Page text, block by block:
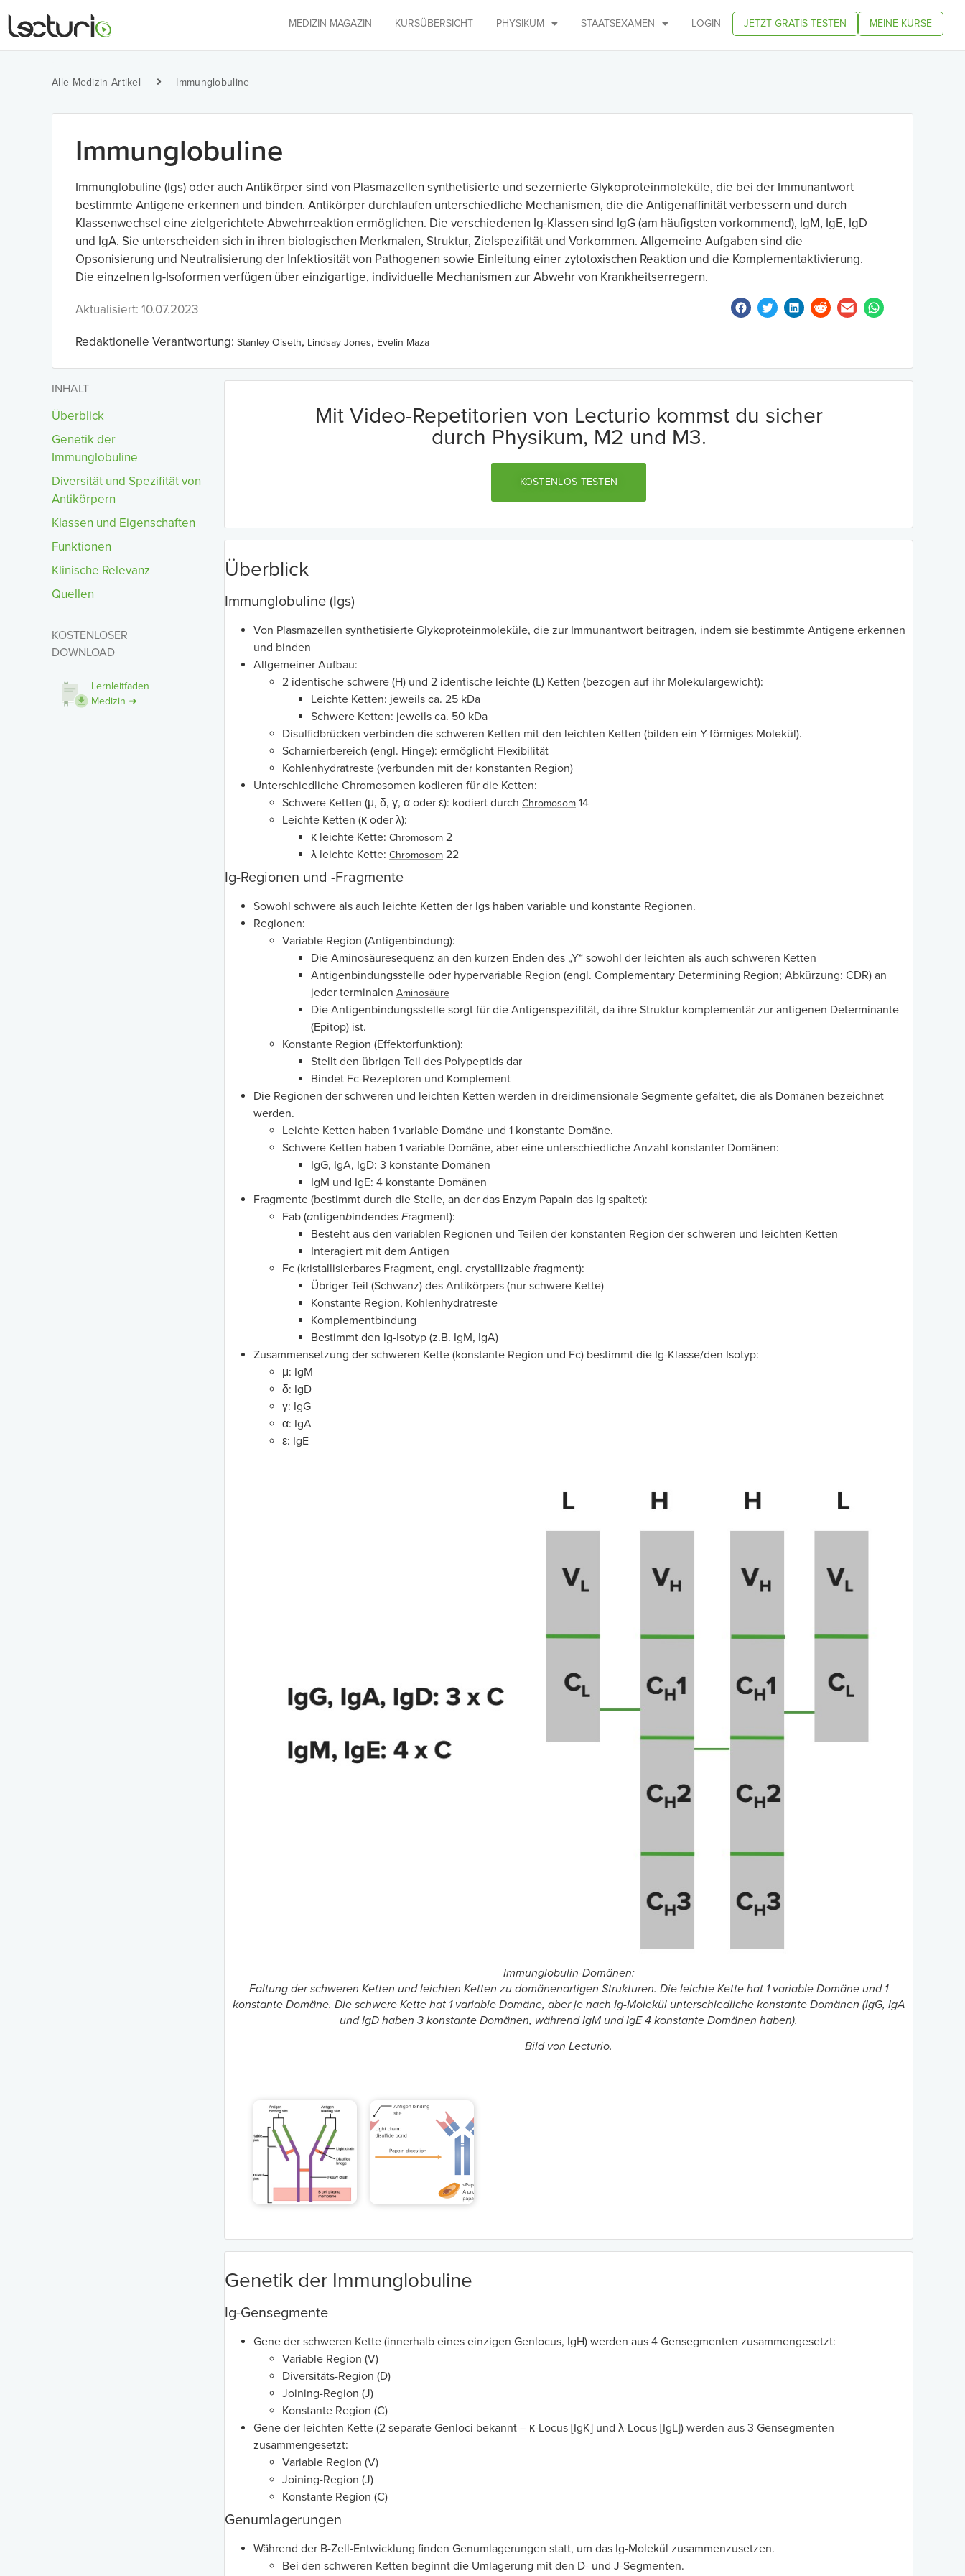
MEDIZIN MAGAZIN KURSÜBERSICHT PHYSIKUM STAATSEXAMEN LOGIN JETZT GRATIS TESTEN MEINE KURSE
Alle Medizin Artikel Immunglobuline
Immunglobuline
Immunglobuline (Igs) oder auch Antikörper sind von Plasmazellen synthetisierte und sezernierte Glykoproteinmoleküle, die bei der Immunantwort
bestimmte Antigene erkennen und binden. Antikörper durchlaufen unterschiedliche Mechanismen, die die Antigenaffinität verbessern und durch
Klassenwechsel eine zielgerichtete Abwehrreaktion ermöglichen. Die verschiedenen Ig-Klassen sind IgG (am häufigsten vorkommend), IgM, IgE, IgD
und IgA. Sie unterscheiden sich in ihren biologischen Merkmalen, Struktur, Zielspezifität und Vorkommen. Allgemeine Aufgaben sind die
Opsonisierung und Neutralisierung der Infektiosität von Pathogenen sowie Einleitung einer zytotoxischen Reaktion und die Komplementaktivierung.
Die einzelnen Ig-Isoformen verfügen über einzigartige, individuelle Mechanismen zur Abwehr von Krankheitserregern.
Aktualisiert: 10.07.2023
Redaktionelle Verantwortung: Stanley Oiseth, Lindsay Jones, Evelin Maza
INHALT
Überblick
Genetik der
Immunglobuline
Diversität und Spezifität von
Antikörpern
Klassen und Eigenschaften
Funktionen
Klinische Relevanz
Quellen
KOSTENLOSER
DOWNLOAD
Lernleitfaden
Medizin ➜
Mit Video-Repetitorien von Lecturio kommst du sicher
durch Physikum, M2 und M3.
KOSTENLOS TESTEN
Überblick
Immunglobuline (Igs)
Von Plasmazellen synthetisierte Glykoproteinmoleküle, die zur Immunantwort beitragen, indem sie bestimmte Antigene erkennen
und binden
Allgemeiner Aufbau:
2 identische schwere (H) und 2 identische leichte (L) Ketten (bezogen auf ihr Molekulargewicht):
Leichte Ketten: jeweils ca. 25 kDa
Schwere Ketten: jeweils ca. 50 kDa
Disulfidbrücken verbinden die schweren Ketten mit den leichten Ketten (bilden ein Y-förmiges Molekül).
Scharnierbereich (engl. Hinge): ermöglicht Flexibilität
Kohlenhydratreste (verbunden mit der konstanten Region)
Unterschiedliche Chromosomen kodieren für die Ketten:
Schwere Ketten (μ, δ, γ, α oder ε): kodiert durch Chromosom 14
Leichte Ketten (κ oder λ):
κ leichte Kette: Chromosom 2
λ leichte Kette: Chromosom 22
Ig-Regionen und -Fragmente
Sowohl schwere als auch leichte Ketten der Igs haben variable und konstante Regionen.
Regionen:
Variable Region (Antigenbindung):
Die Aminosäuresequenz an den kurzen Enden des „Y“ sowohl der leichten als auch schweren Ketten
Antigenbindungsstelle oder hypervariable Region (engl. Complementary Determining Region; Abkürzung: CDR) an
jeder terminalen Aminosäure
Die Antigenbindungsstelle sorgt für die Antigenspezifität, da ihre Struktur komplementär zur antigenen Determinante
(Epitop) ist.
Konstante Region (Effektorfunktion):
Stellt den übrigen Teil des Polypeptids dar
Bindet Fc-Rezeptoren und Komplement
Die Regionen der schweren und leichten Ketten werden in dreidimensionale Segmente gefaltet, die als Domänen bezeichnet
werden.
Leichte Ketten haben 1 variable Domäne und 1 konstante Domäne.
Schwere Ketten haben 1 variable Domäne, aber eine unterschiedliche Anzahl konstanter Domänen:
IgG, IgA, IgD: 3 konstante Domänen
IgM und IgE: 4 konstante Domänen
Fragmente (bestimmt durch die Stelle, an der das Enzym Papain das Ig spaltet):
Fab (antigenbindendes Fragment):
Besteht aus den variablen Regionen und Teilen der konstanten Region der schweren und leichten Ketten
Interagiert mit dem Antigen
Fc (kristallisierbares Fragment, engl. crystallizable fragment):
Übriger Teil (Schwanz) des Antikörpers (nur schwere Kette)
Konstante Region, Kohlenhydratreste
Komplementbindung
Bestimmt den Ig-Isotyp (z.B. IgM, IgA)
Zusammensetzung der schweren Kette (konstante Region und Fc) bestimmt die Ig-Klasse/den Isotyp:
μ: IgM
δ: IgD
γ: IgG
α: IgA
ε: IgE
Immunglobulin-Domänen:
Faltung der schweren Ketten und leichten Ketten zu domänenartigen Strukturen. Die leichte Kette hat 1 variable Domäne und 1
konstante Domäne. Die schwere Kette hat 1 variable Domäne, aber je nach Ig-Molekül unterschiedliche konstante Domänen (IgG, IgA
und IgD haben 3 konstante Domänen, während IgM und IgE 4 konstante Domänen haben).
Bild von Lecturio.
Genetik der Immunglobuline
Ig-Gensegmente
Gene der schweren Kette (innerhalb eines einzigen Genlocus, IgH) werden aus 4 Gensegmenten zusammengesetzt:
Variable Region (V)
Diversitäts-Region (D)
Joining-Region (J)
Konstante Region (C)
Gene der leichten Kette (2 separate Genloci bekannt – κ-Locus [IgK] und λ-Locus [IgL]) werden aus 3 Gensegmenten
zusammengesetzt:
Variable Region (V)
Joining-Region (J)
Konstante Region (C)
Genumlagerungen
Während der B-Zell-Entwicklung finden Genumlagerungen statt, um das Ig-Molekül zusammenzusetzen.
Bei den schweren Ketten beginnt die Umlagerung mit den D- und J-Segmenten.